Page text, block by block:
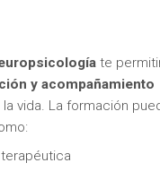
te
y acompañamiento
vida. La formación